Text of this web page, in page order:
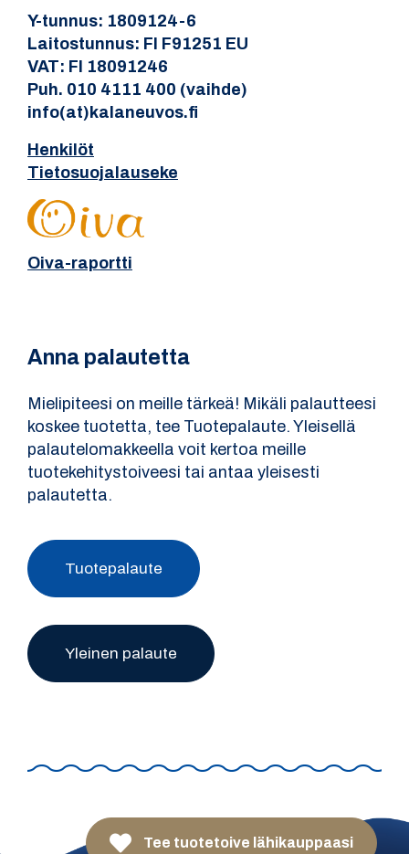
Tee tuotetoive lähikauppaasi
Y-tunnus: 1809124-6
Laitostunnus: FI F91251 EU
VAT: FI 18091246
Puh. 010 4111 400 (vaihde)
info(at)kalaneuvos.fi
Henkilöt
Tietosuojalauseke
Oiva-raportti
Anna palautetta
Mielipiteesi on meille tärkeä! Mikäli palautteesi
koskee tuotetta, tee Tuotepalaute. Yleisellä
palautelomakkeella voit kertoa meille
tuotekehitystoiveesi tai antaa yleisesti
palautetta.
Tuotepalaute
Yleinen palaute